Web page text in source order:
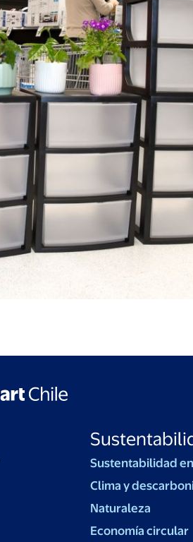
Sustentabilidad
Clima y
Naturaleza
Economía circular